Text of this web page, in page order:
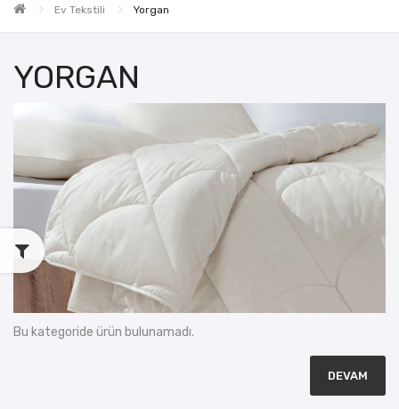
Ev Tekstili Yorgan
YORGAN
Bu kategoride ürün bulunamadı.
DEVAM